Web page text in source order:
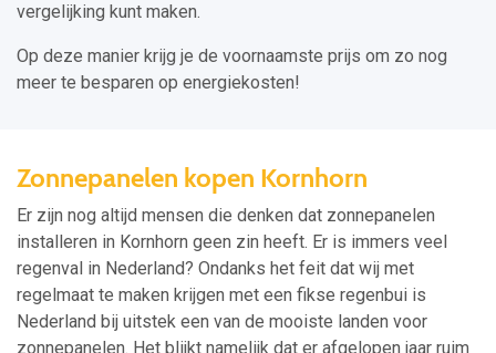
vergelijking kunt maken.
Op deze manier krijg je de voornaamste prijs om zo nog
meer te besparen op energiekosten!
Zonnepanelen kopen Kornhorn
Er zijn nog altijd mensen die denken dat zonnepanelen
installeren in Kornhorn geen zin heeft. Er is immers veel
regenval in Nederland? Ondanks het feit dat wij met
regelmaat te maken krijgen met een fikse regenbui is
Nederland bij uitstek een van de mooiste landen voor
zonnepanelen. Het blijkt namelijk dat er afgelopen jaar ruim